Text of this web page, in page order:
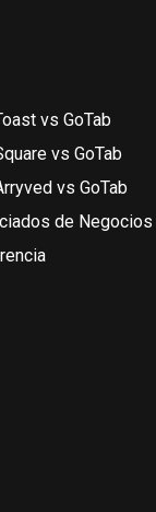
vs GoTab
vs GoTab
vs GoTab
de Negocios